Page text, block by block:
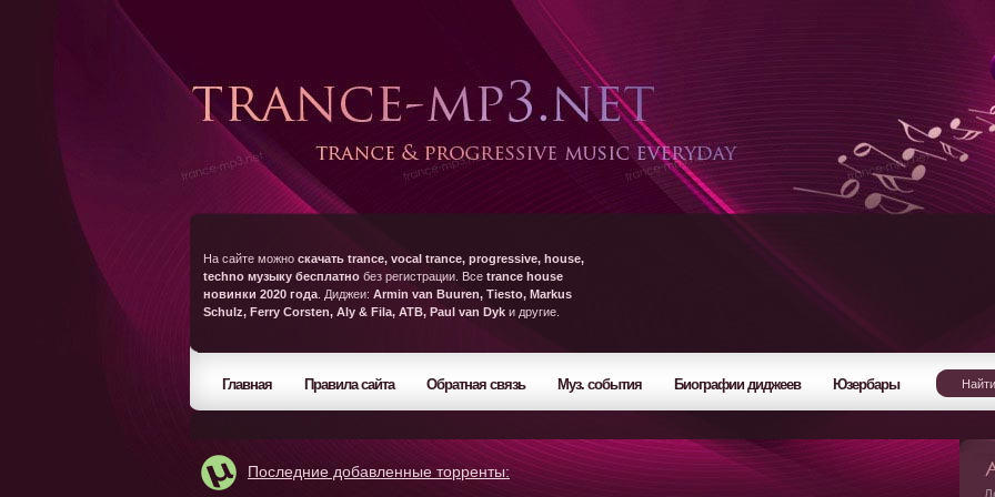
На сайте можно скачать trance, vocal trance, progressive, house,
techno музыку бесплатно без регистрации. Все trance house
новинки 2020 года . Диджеи: Armin van Buuren, Tiesto, Markus
Schulz, Ferry Corsten, Aly & Fila, ATB, Paul van Dyk и другие.
Главная Правила сайта Обратная связь Муз. события Биографии диджеев Юзербары
Последние добавленные торренты: